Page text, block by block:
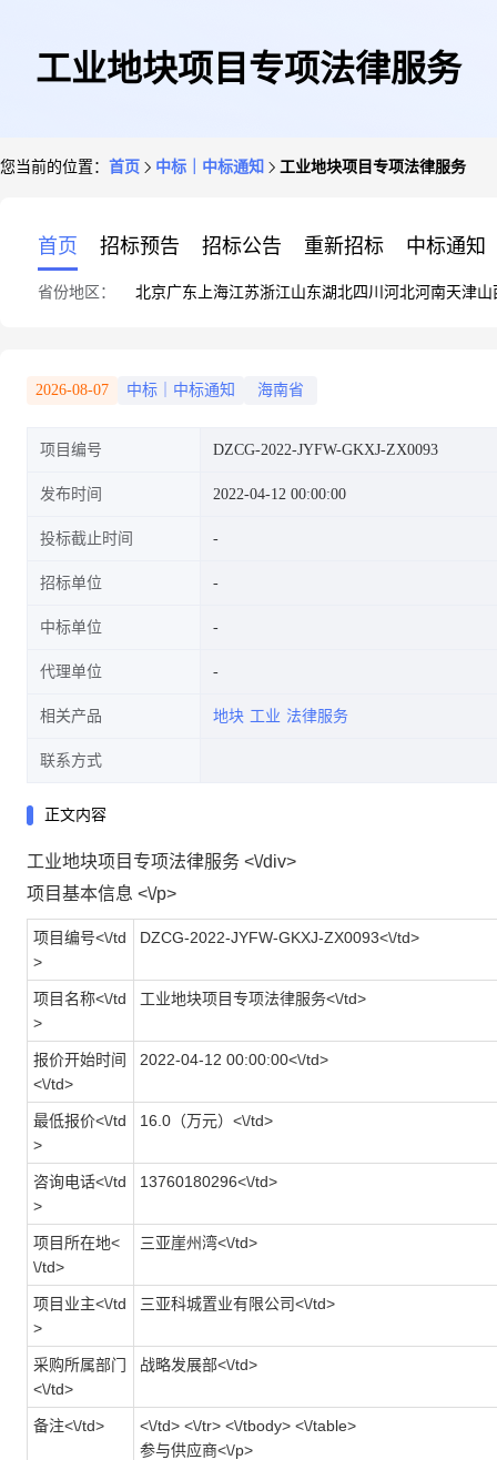
工业地块项目专项法律服务
您当前的位置： 首页 中标｜中标通知 工业地块项目专项法律服务
首页 招标预告 招标公告 重新招标 中标通知
省份地区： 北京广东 上海江苏浙江山东湖北四川 河北河南天津山
2026-08-07 中标｜中标通知 海南省
项目编号 DZCG-2022-JYFW-GKXJ-ZX0093
发布时间 2022-04-12 00:00:00
投标截止时间
招标单位
中标单位
代理单位
相关产品 地块 工业 法律服务
联系方式
正文内容
工业地块项目专项法律服务 <\/div>
项目基本信息 <\/p>
项目编号<\/td
>
DZCG-2022-JYFW-GKXJ-ZX0093<\/td>
项目名称<\/td
>
工业地块项目专项法律服务<\/td>
报价开始时间
<\/td>
2022-04-12 00:00:00<\/td>
最低报价<\/td
>
16.0（万元）<\/td>
咨询电话<\/td
>
13760180296<\/td>
项目所在地<
\/td>
三亚崖州湾<\/td>
项目业主<\/td
>
三亚科城置业有限公司<\/td>
采购所属部门
<\/td>
战略发展部<\/td>
备注<\/td>
<\/td> <\/tr> <\/tbody> <\/table>
参与供应商<\/p>